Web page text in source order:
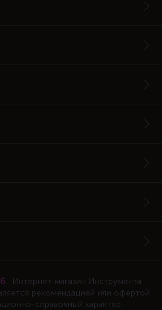
Интернет-магазин Инструмента
рекомендацией или офертой
справочный характер.